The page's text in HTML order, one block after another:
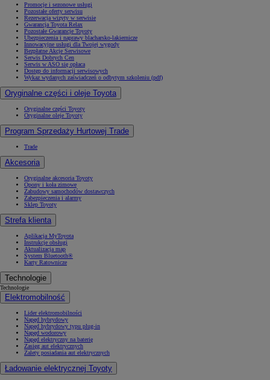
Promocje i sezonowe usługi
Pozostałe oferty serwisu
Rezerwacja wizyty w serwisie
Gwarancja Toyota Relax
Pozostałe Gwarancje Toyoty
Ubezpieczenia i naprawy blacharsko-lakiernicze
Innowacyjne usługi dla Twojej wygody
Bezpłatne Akcje Serwisowe
Serwis Dobrych Cen
Serwis w ASO się opłaca
Dostęp do informacji serwisowych
Wykaz wydanych zaświadczeń o odbytym szkoleniu (pdf)
Oryginalne części i oleje Toyota
Oryginalne części Toyoty
Oryginalne oleje Toyoty
Program Sprzedaży Hurtowej Trade
Trade
Akcesoria
Oryginalne akcesoria Toyoty
Opony i koła zimowe
Zabudowy samochodów dostawczych
Zabezpieczenia i alarmy
Sklep Toyoty
Strefa klienta
Aplikacja MyToyota
Instrukcje obsługi
Aktualizacja map
System Bluetooth®
Karty Ratownicze
Technologie
Technologie
Elektromobilność
Lider elektromobilności
Napęd hybrydowy
Napęd hybrydowy typu plug-in
Napęd wodorowy
Napęd elektryczny na baterię
Zasięg aut elektrycznych
Zalety posiadania aut elektrycznych
Ładowanie elektrycznej Toyoty